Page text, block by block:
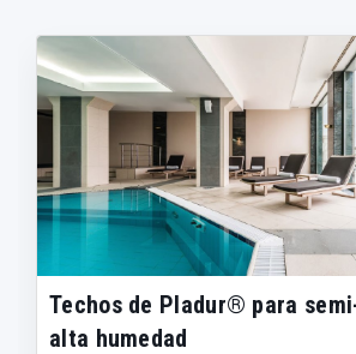
Techos de Pladur® para
alta humedad